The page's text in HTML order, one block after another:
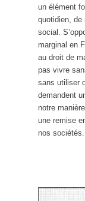
un élément
quotidien, de
social.
marginal en
au droit de
pas vivre
sans utiliser
demandent
notre
une remise
nos sociétés.